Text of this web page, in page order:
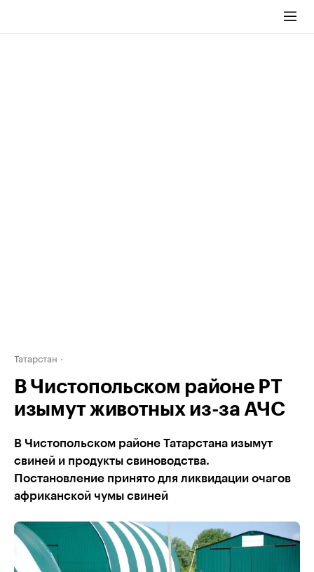
Татарстан
В Чистопольском районе РТ
изымут животных из-за АЧС
В Чистопольском районе Татарстана изымут
свиней и продукты свиноводства.
Постановление принято для ликвидации очагов
африканской чумы свиней